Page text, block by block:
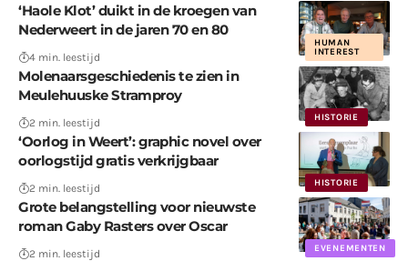
HUMAN
INTEREST
‘Haole Klot’ duikt in de kroegen van
Nederweert in de jaren 70 en 80
4 min. leestijd
HISTORIE
Molenaarsgeschiedenis te zien in
Meulehuuske Stramproy
2 min. leestijd
HISTORIE
‘Oorlog in Weert’: graphic novel over
oorlogstijd gratis verkrijgbaar
2 min. leestijd
EVENEMENTEN
Grote belangstelling voor nieuwste
roman Gaby Rasters over Oscar
2 min. leestijd